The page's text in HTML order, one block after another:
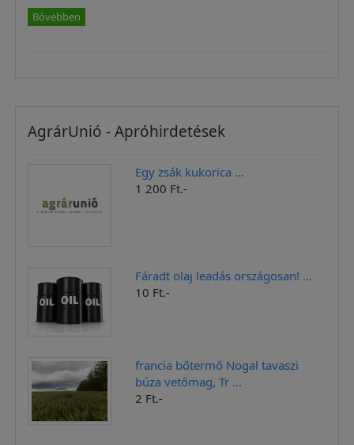
Bővebben
AgrárUnió - Apróhirdetések
Egy zsák kukorica ...
1 200 Ft.-
Fáradt olaj leadás országosan! ...
10 Ft.-
francia bőtermő Nogal tavaszi
búza vetőmag, Tr ...
2 Ft.-